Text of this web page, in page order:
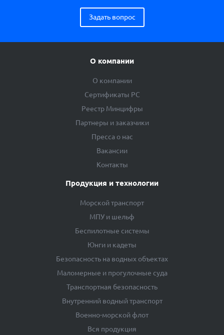
Задать вопрос
О компании
О компании
Сертификаты РС
Реестр Минцифры
Партнеры и заказчики
Пресса о нас
Вакансии
Контакты
Продукция и технологии
Морской транспорт
МПУ и шельф
Беспилотные системы
Юнги и кадеты
Безопасность на водных объектах
Маломерные и прогулочные суда
Транспортная безопасность
Внутренний водный транспорт
Военно-морской флот
Вся продукция